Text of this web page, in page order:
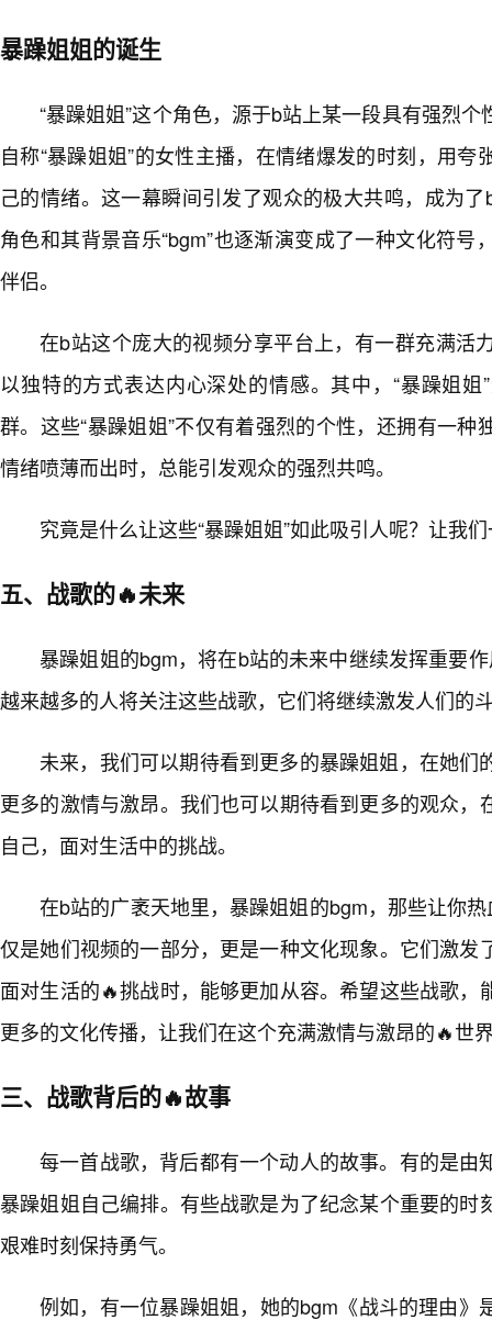
暴躁姐姐的诞生
“暴躁姐姐”这个角色，源于b站上某一段具有强烈
自称“暴躁姐姐”的女性主播，在情绪爆发的时刻，用
己的情绪。这一幕瞬间引发了观众的极大共鸣，成为
角色和其背景音乐“bgm”也逐渐演变成了一种文化符号
伴侣。
在b站这个庞大的视频分享平台上，有一群充满活
以独特的方式表达内心深处的情感。其中，“暴躁姐
群。这些“暴躁姐姐”不仅有着强烈的个性，还拥有一种
情绪喷薄而出时，总能引发观众的强烈共鸣。
究竟是什么让这些“暴躁姐姐”如此吸引人呢？让我
五、战歌的🔥未来
暴躁姐姐的bgm，将在b站的未来中继续发挥重要
越来越多的人将关注这些战歌，它们将继续激发人们的
未来，我们可以期待看到更多的暴躁姐姐，在她们
更多的激情与激昂。我们也可以期待看到更多的观众，
自己，面对生活中的挑战。
在b站的广袤天地里，暴躁姐姐的bgm，那些让你
仅是她们视频的一部分，更是一种文化现象。它们激发
面对生活的🔥挑战时，能够更加从容。希望这些战歌，
更多的文化传播，让我们在这个充满激情与激昂的🔥世
三、战歌背后的🔥故事
每一首战歌，背后都有一个动人的故事。有的是由
暴躁姐姐自己编排。有些战歌是为了纪念某个重要的时
艰难时刻保持勇气。
例如，有一位暴躁姐姐，她的bgm《战斗的理由》